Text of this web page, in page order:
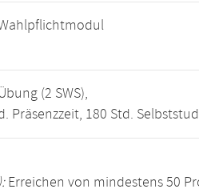
(2 SWS),
Präsenzzeit, 180 Std.
Erreichen von mindestens 50